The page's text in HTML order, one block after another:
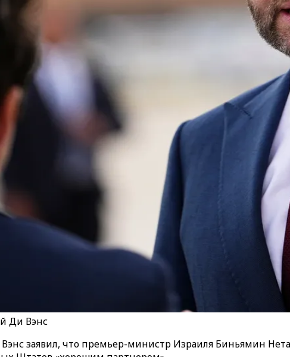
Ди Вэнс
заявил, что премьер-министр Израиля Биньямин